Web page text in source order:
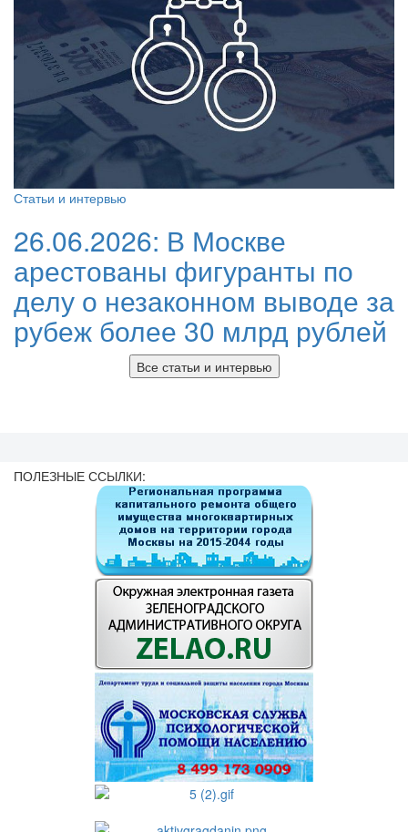
Статьи и интервью
26.06.2026: В Москве
арестованы фигуранты по
делу о незаконном выводе за
рубеж более 30 млрд рублей
Все статьи и интервью
ПОЛЕЗНЫЕ ССЫЛКИ: